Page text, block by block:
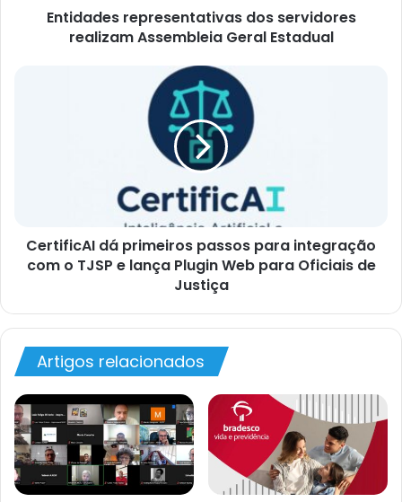
Entidades representativas dos servidores
realizam Assembleia Geral Estadual
CertificAI dá primeiros passos para integração
com o TJSP e lança Plugin Web para Oficiais de
Justiça
Artigos relacionados